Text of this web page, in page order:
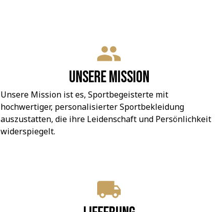
Unsere Mission
Unsere Mission ist es, Sportbegeisterte mit
hochwertiger, personalisierter Sportbekleidung
auszustatten, die ihre Leidenschaft und Persönlichkeit
widerspiegelt.